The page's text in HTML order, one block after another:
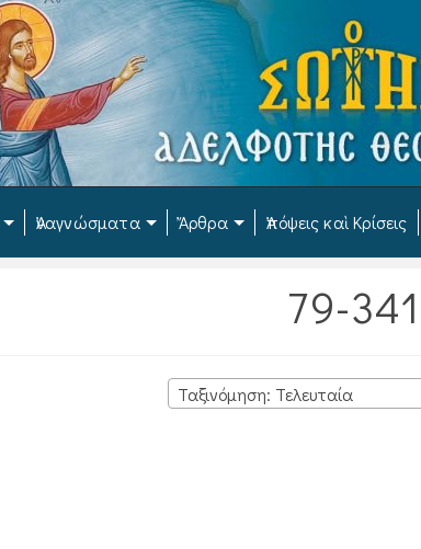
Ἀναγνώσματα Ἄρθρα Ἀπόψεις καὶ Κρίσεις
79-341
Ταξινόμηση: Τελευταία